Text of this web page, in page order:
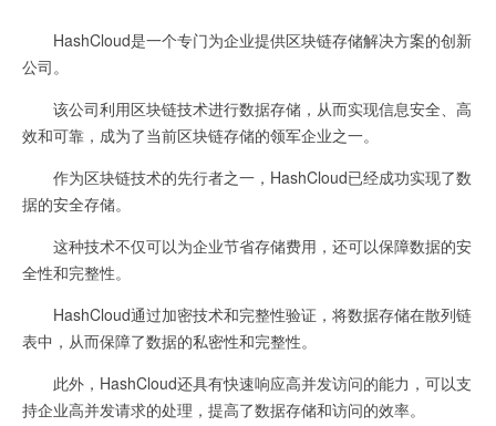
HashCloud是一个专门为企业提供区块链存储解决方案的创新
公司。
该公司利用区块链技术进行数据存储，从而实现信息安全、高
效和可靠，成为了当前区块链存储的领军企业之一。
作为区块链技术的先行者之一，HashCloud已经成功实现了数
据的安全存储。
这种技术不仅可以为企业节省存储费用，还可以保障数据的安
全性和完整性。
HashCloud通过加密技术和完整性验证，将数据存储在散列链
表中，从而保障了数据的私密性和完整性。
此外，HashCloud还具有快速响应高并发访问的能力，可以支
持企业高并发请求的处理，提高了数据存储和访问的效率。